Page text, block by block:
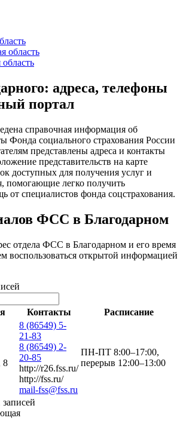
область
адреса, телефоны
портал
справочная информация об
Фонда социального страхования России
представлены адреса и контакты
представительств на карте
доступных для получения услуг и
помогающие легко получить
специалистов фонда соцстрахования.
ФСС в Благодарном
отдела ФСС в Благодарном и его время
воспользоваться открытой информацией
Контакты Расписание
8
8 (86549) 5-
21-83
8 (86549) 2-
20-85
http://r26.fss.ru/
http://fss.ru/
mail-fss@fss.ru
ПН-ПТ 8:00–17:00,
перерыв 12:00–13:00